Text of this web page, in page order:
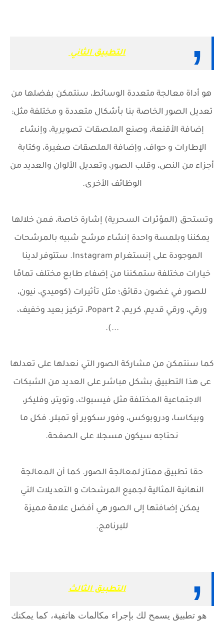
التطبيق الثاني
هو أداة معالجة متعددة الوسائط، سنتمكن بفضلها من
تعديل الصور الخاصة بنا بأشكال متعددة و مختلفة مثل:
إضافة الأقنعة، وصنع الملصقات تصويرية، وإنشاء
الإطارات و حواف، وإضافة الملصقات صغيرة، وكتابة
أجزاء من النص، وقلب الصور، وتعديل الألوان والعديد من
الوظائف الأخرى.
وتستحق (المؤثرات السحرية) إشارة خاصة، فمن خلالها
يمكننا وبلمسة واحدة إنشاء مرشح شبيه بالمرشحات
الموجودة على إنستغرام Instagram. ستتوفر لدينا
خيارات مختلفة ستمكننا من إضفاء طابع مختلف تمامًا
للصور في غضون دقائق؛ مثل تأثيرات (كوميدي، نيون،
ورقي، ورقي قديم، كريم، Popart 2، تركيز بعيد وخفيف،
...).
كما سنتمكن من مشاركة الصور التي نعدلها على تعدلها
عى هذا التطبيق بشكل مباشر على العديد من الشبكات
الاجتماعية المختلفة مثل فيسبوك، وتويتر، وفليكر،
وبيكاسا، ودروبوكس، وفور سكوير أو تمبلر. فكل ما
نحتاجه سيكون مسجلا على الصفحة.
حقا تطبيق ممتاز لمعالجة الصور. كما أن المعالجة
النهائية المثالية لجميع المرشحات و التعديلات التي
يمكن إضافتها إلى الصور هي أفضل علامة مميزة
للبرنامج.
التطبيق الثالث
هو تطبيق يسمح لك بإجراء مكالمات هاتفية، كما يمكنك